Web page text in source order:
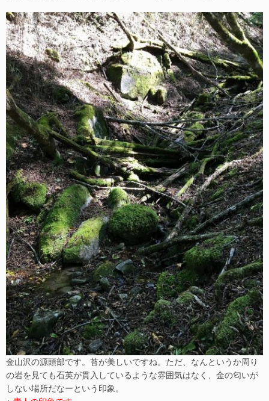
金山沢の源頭部です。苔が美しいですね。ただ、なんというか周り
の岩を見ても石英が貫入しているような雰囲気はなく、金の匂いが
しない場所だなーという印象。